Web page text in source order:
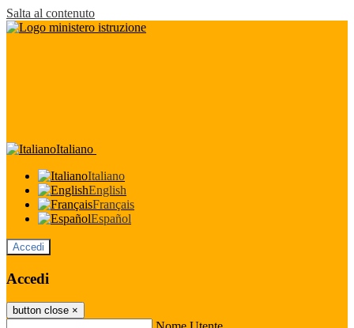
Salta al contenuto
Italiano
Italiano
English
Français
Español
Accedi
Accedi
button close ×